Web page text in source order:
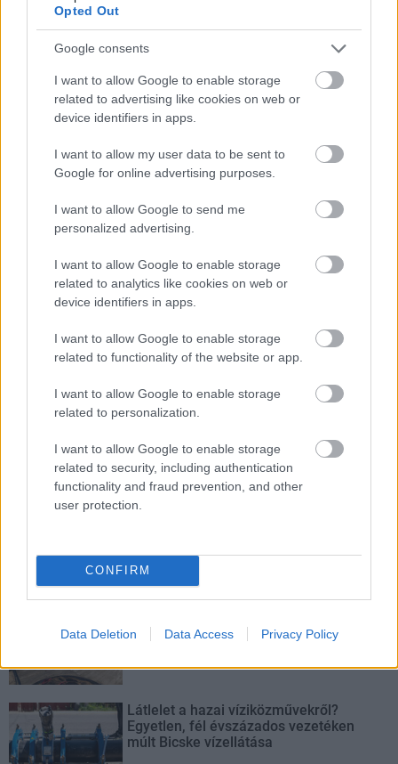
Opted Out
Google consents
I want to allow Google to enable storage
related to advertising like cookies on web or
device identifiers in apps.
I want to allow my user data to be sent to
Google for online advertising purposes.
I want to allow Google to send me
personalized advertising.
I want to allow Google to enable storage
related to analytics like cookies on web or
device identifiers in apps.
I want to allow Google to enable storage
related to functionality of the website or app.
I want to allow Google to enable storage
related to personalization.
I want to allow Google to enable storage
related to security, including authentication
functionality and fraud prevention, and other
user protection.
CONFIRM
Data Deletion Data Access Privacy Policy
Hódmezővásárhely iskolaépítés FERROÉP Zrt. oktatási beruházás
Másfélszeresére bővítik Hódmezővásárhely jó hírű
A Szőnyi Benjámin Általános Iskola fejlesztését a FERROÉP
Látványos építési szakasz indult be a
Paks II.: Mit jelent az 5. blokk új
közelében lévő logisztikai bázis út- és
közműhálózatának fejlesztése
Látlelet a hazai víziközművekről?
Egyetlen, fél évszázados vezetéken
múlt Bicske vízellátása